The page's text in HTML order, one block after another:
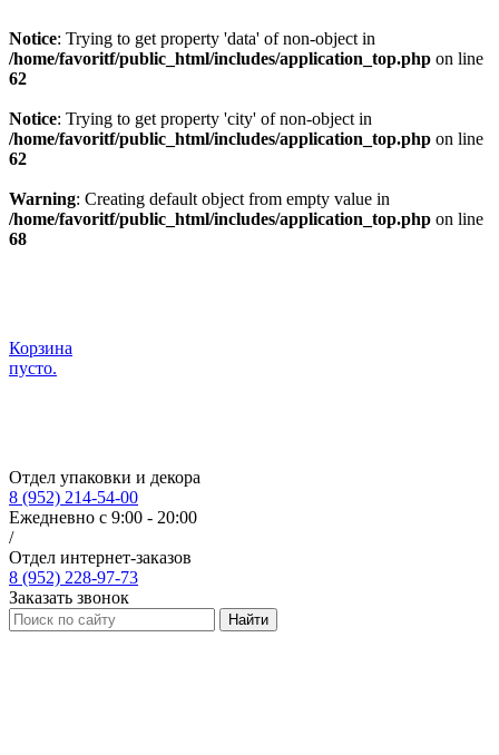
Notice: Trying to get property 'data' of non-object in
/home/favoritf/public_html/includes/application_top.php on line
62
Notice: Trying to get property 'city' of non-object in
/home/favoritf/public_html/includes/application_top.php on line
62
Warning: Creating default object from empty value in
/home/favoritf/public_html/includes/application_top.php on line
68
Корзина
пусто.
Отдел упаковки и декора
8 (952) 214-54-00
Ежедневно с 9:00 - 20:00
/
Отдел интернет-заказов
8 (952) 228-97-73
Заказать звонок
Найти